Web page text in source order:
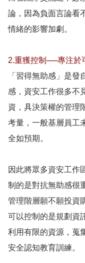
論，因為負面言論看
情緒的影響加劇。
2.重獲控制──專注於
「習得無助感」是
感，資安工作很多不
資，具決策權的管理
考量，一般基層員工
全如預期。
因此將眾多資安工作
制的是對抗無助感很
管理階層願不願投資
可以控制的是規劃資
利用有限的資源，蒐
安全認知教育訓練。